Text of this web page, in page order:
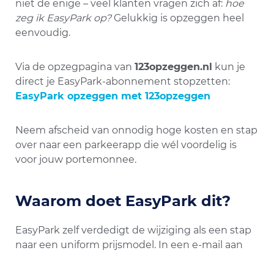
niet de enige – veel klanten vragen zich af: hoe
zeg ik EasyPark op?Gelukkig is opzeggen heel
eenvoudig.
Via de opzegpagina van 123opzeggen.nl kun je
direct je EasyPark-abonnement stopzetten:
EasyPark opzeggen met 123opzeggen
Neem afscheid van onnodig hoge kosten en stap
over naar een parkeerapp die wél voordelig is
voor jouw portemonnee.
Waarom doet EasyPark dit?
EasyPark zelf verdedigt de wijziging als een stap
naar een uniform prijsmodel. In een e-mail aan